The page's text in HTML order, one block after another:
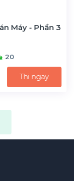
Máy - Phần 3
20
Thi ngay